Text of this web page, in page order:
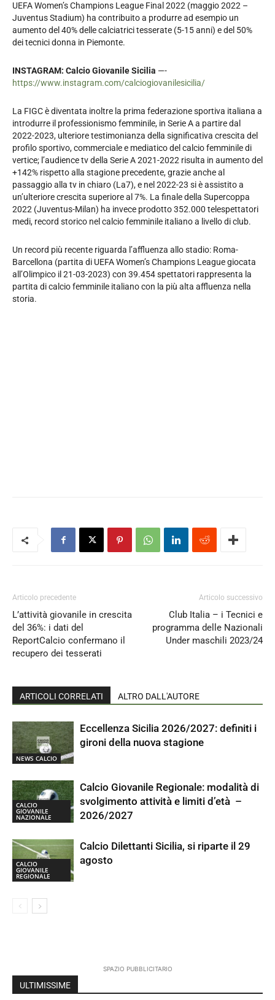
UEFA Women’s Champions League Final 2022 (maggio 2022 –
Juventus Stadium) ha contribuito a produrre ad esempio un
aumento del 40% delle calciatrici tesserate (5-15 anni) e del 50%
dei tecnici donna in Piemonte.
INSTAGRAM: Calcio Giovanile Sicilia —-
https://www.instagram.com/calciogiovanilesicilia/
La FIGC è diventata inoltre la prima federazione sportiva italiana a
introdurre il professionismo femminile, in Serie A a partire dal
2022-2023, ulteriore testimonianza della significativa crescita del
profilo sportivo, commerciale e mediatico del calcio femminile di
vertice; l’audience tv della Serie A 2021-2022 risulta in aumento del
+142% rispetto alla stagione precedente, grazie anche al
passaggio alla tv in chiaro (La7), e nel 2022-23 si è assistito a
un’ulteriore crescita superiore al 7%. La finale della Supercoppa
2022 (Juventus-Milan) ha invece prodotto 352.000 telespettatori
medi, record storico nel calcio femminile italiano a livello di club.
Un record più recente riguarda l’affluenza allo stadio: Roma-
Barcellona (partita di UEFA Women’s Champions League giocata
all’Olimpico il 21-03-2023) con 39.454 spettatori rappresenta la
partita di calcio femminile italiano con la più alta affluenza nella
storia.
Articolo precedente
L’attività giovanile in crescita
del 36%: i dati del
ReportCalcio confermano il
recupero dei tesserati
Articolo successivo
Club Italia – i Tecnici e
programma delle Nazionali
Under maschili 2023/24
ARTICOLI CORRELATI ALTRO DALL'AUTORE
NEWS CALCIO
Eccellenza Sicilia 2026/2027: definiti i
gironi della nuova stagione
CALCIO
GIOVANILE
NAZIONALE
Calcio Giovanile Regionale: modalità di
svolgimento attività e limiti d’età –
2026/2027
CALCIO
GIOVANILE
REGIONALE
Calcio Dilettanti Sicilia, si riparte il 29
agosto
SPAZIO PUBBLICITARIO
ULTIMISSIME